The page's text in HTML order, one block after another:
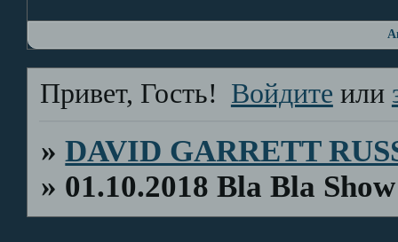
Привет, Гость! Войдите или
»DAVID GARRETT
» 01.10.2018 Bla Bla